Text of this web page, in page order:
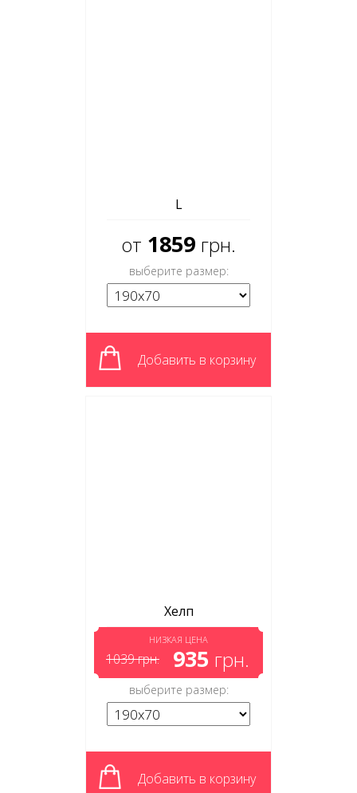
L
от 1859 грн.
выберите размер:
Добавить в корзину
Хелп
НИЗКАЯ ЦЕНА
1039грн. 935 грн.
выберите размер:
Добавить в корзину